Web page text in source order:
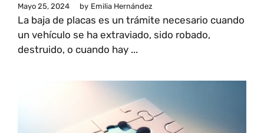
Mayo 25, 2024 by Emilia Hernández
La baja de placas es un trámite necesario cuando
un vehículo se ha extraviado, sido robado,
destruido, o cuando hay ...